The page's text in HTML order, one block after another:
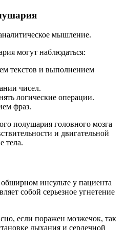
мышление.
могут наблюдаться:
текстов и выполнением
чисел.
логические операции.
фраз.
полушария головного мозга
и двигательной
тела.
инсульте у пациента
собой серьезное угнетение
если поражен мозжечок, так
дыхания и сердечной